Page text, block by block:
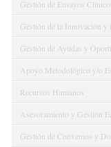
Gestión de Ensayos
Gestión de la Innovación y
Gestión de Ayudas y
Apoyo Metodológico y/o
Recursos Humanos
Asesoramiento y Gestión
Gestión de Convenios y